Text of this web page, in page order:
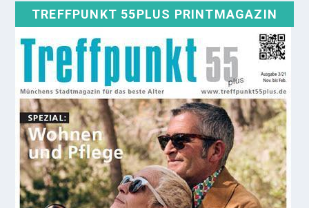
TREFFPUNKT 55PLUS PRINTMAGAZIN